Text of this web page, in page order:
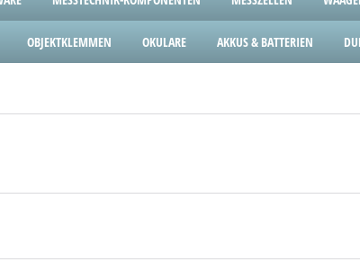
OBJEKTKLEMMEN OKULARE AKKUS & BATTERIEN